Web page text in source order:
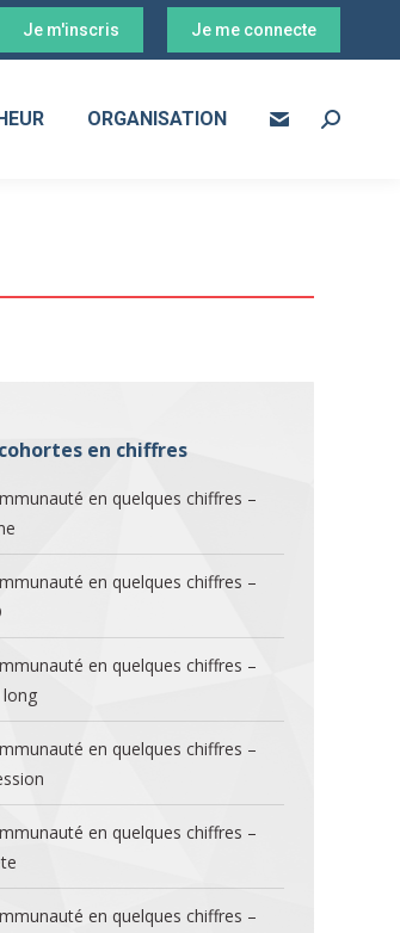
Je m'inscris Je me connecte
ORGANISATION Search:
en chiffres
en quelques chiffres –
en quelques chiffres –
en quelques chiffres –
long
en quelques chiffres –
en quelques chiffres –
en quelques chiffres –